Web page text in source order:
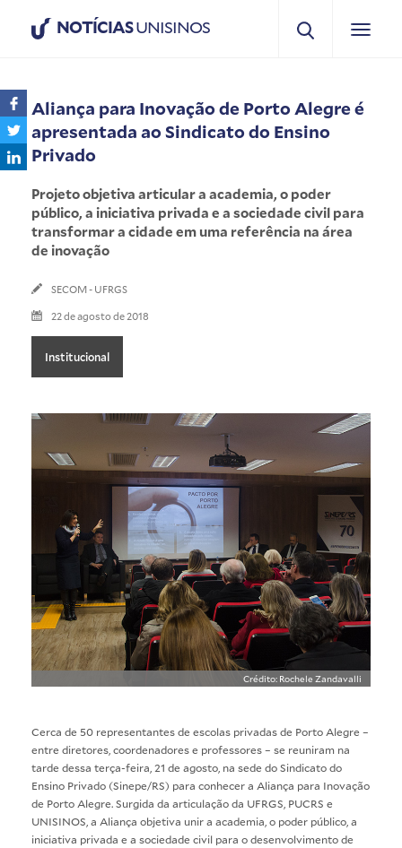
NOTÍCIASUNISINOS
Aliança para Inovação de Porto Alegre é
apresentada ao Sindicato do Ensino
Privado
Projeto objetiva articular a academia, o poder
público, a iniciativa privada e a sociedade civil para
transformar a cidade em uma referência na área
de inovação
SECOM - UFRGS
22 de agosto de 2018
Institucional
Crédito: Rochele Zandavalli
Cerca de 50 representantes de escolas privadas de Porto Alegre –
entre diretores, coordenadores e professores – se reuniram na
tarde dessa terça-feira, 21 de agosto, na sede do Sindicato do
Ensino Privado (Sinepe/RS) para conhecer a Aliança para Inovação
de Porto Alegre. Surgida da articulação da UFRGS, PUCRS e
UNISINOS, a Aliança objetiva unir a academia, o poder público, a
iniciativa privada e a sociedade civil para o desenvolvimento de